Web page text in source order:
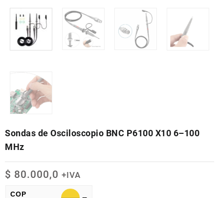
Sondas de Osciloscopio BNC P6100 X10 6–100
MHz
$ 80.000,0 +IVA
COP